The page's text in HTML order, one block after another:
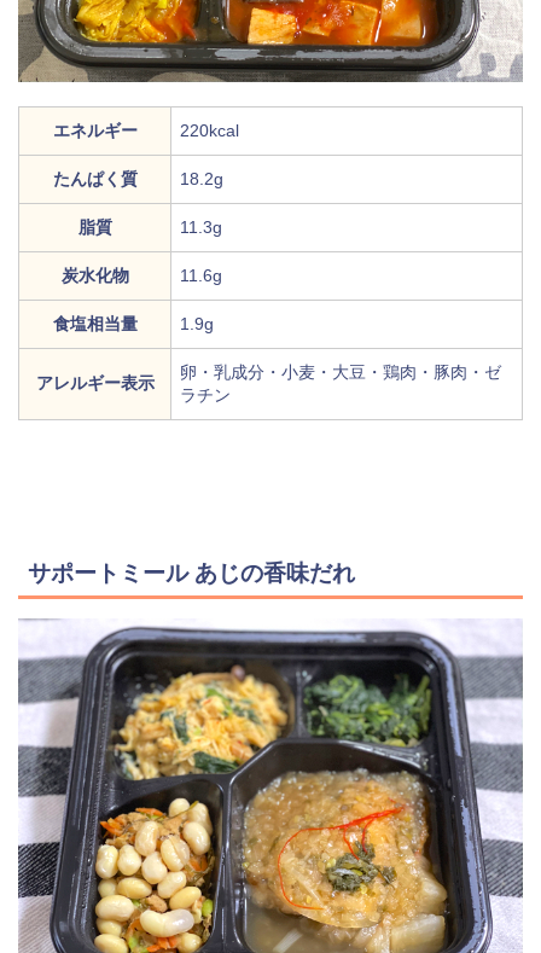
エネルギー 220kcal
たんぱく質 18.2g
脂質 11.3g
炭水化物 11.6g
食塩相当量 1.9g
アレルギー表示
卵・乳成分・小麦・大豆・鶏肉・豚肉・ゼ
ラチン
サポートミール あじの香味だれ